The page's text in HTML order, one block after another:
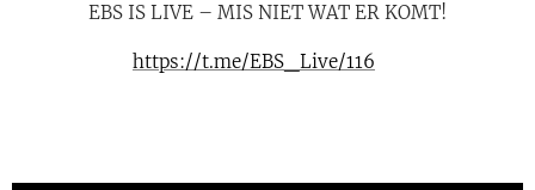
EBS IS LIVE – MIS NIET WAT ER KOMT!
https://t.me/EBS_Live/116